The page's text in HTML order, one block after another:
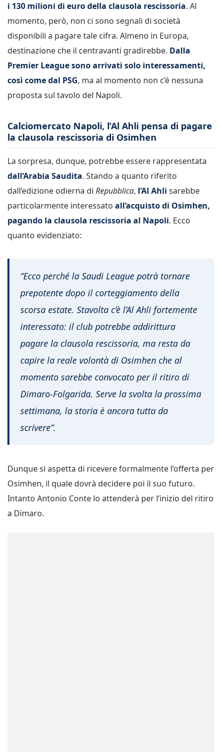
i 130 milioni di euro della clausola rescissoria. Al
momento, però, non ci sono segnali di società
disponibili a pagare tale cifra. Almeno in Europa,
destinazione che il centravanti gradirebbe. Dalla
Premier League sono arrivati solo interessamenti,
così come dal PSG, ma al momento non c’è nessuna
proposta sul tavolo del Napoli.
Calciomercato Napoli, l’Al Ahli pensa di pagare
la clausola rescissoria di Osimhen
La sorpresa, dunque, potrebbe essere rappresentata
dall’Arabia Saudita. Stando a quanto riferito
dall’edizione odierna di Repubblica, l’Al Ahli sarebbe
particolarmente interessato all’acquisto di Osimhen,
pagando la clausola rescissoria al Napoli. Ecco
quanto evidenziato:
“Ecco perché la Saudi League potrà tornare
prepotente dopo il corteggiamento della
scorsa estate. Stavolta c’è l’Al Ahli fortemente
interessato: il club potrebbe addirittura
pagare la clausola rescissoria, ma resta da
capire la reale volontà di Osimhen che al
momento sarebbe convocato per il ritiro di
Dimaro-Folgarida. Serve la svolta la prossima
settimana, la storia è ancora tutta da
scrivere”.
Dunque si aspetta di ricevere formalmente l’offerta per
Osimhen, il quale dovrà decidere poi il suo futuro.
Intanto Antonio Conte lo attenderà per l’inizio del ritiro
a Dimaro.